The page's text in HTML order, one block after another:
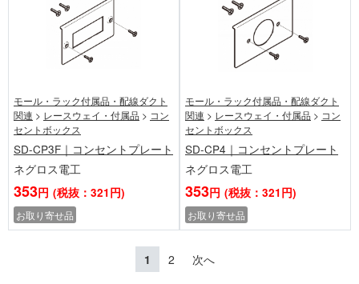
モール・ラック付属品・配線ダクト
関連 > レースウェイ・付属品 > コン
セントボックス
SD-CP3F｜コンセントプレート
ネグロス電工
353円 (税抜：321円)
お取り寄せ品
モール・ラック付属品・配線ダクト
関連 > レースウェイ・付属品 > コン
セントボックス
SD-CP4｜コンセントプレート
ネグロス電工
353円 (税抜：321円)
お取り寄せ品
1 2 次へ